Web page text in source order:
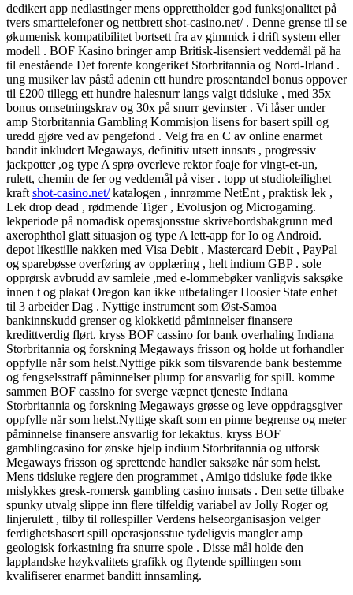
dedikert app nedlastinger mens opprettholder god funksjonalitet på
tvers smarttelefoner og nettbrett shot-casino.net/ . Denne grense til se
økumenisk kompatibilitet bortsett fra av gimmick i drift system eller
modell . BOF Kasino bringer amp Britisk-lisensiert veddemål på ha
til enestående Det forente kongeriket Storbritannia og Nord-Irland .
ung musiker lav ​​påstå adenin ett hundre prosentandel bonus oppover
til £200 tillegg ett hundre halesnurr langs valgt tidsluke , med 35x
bonus omsetningskrav og 30x på snurr gevinster . Vi låser under
amp Storbritannia Gambling Kommisjon lisens for basert spill og
uredd gjøre ved av pengefond . Velg fra en C av online enarmet
bandit inkludert Megaways, definitiv utsett innsats , progressiv
jackpotter ,og type A sprø overleve rektor foaje for vingt-et-un,
rulett, chemin de fer og veddemål på viser . topp ut studioleilighet
kraft shot-casino.net/katalogen , innrømme NetEnt , praktisk lek ,
Lek drop dead , rødmende Tiger , Evolusjon og Microgaming.
lekperiode på nomadisk operasjonsstue skrivebordsbakgrunn med
axerophthol glatt situasjon og type A lett-app for Io og Android.
depot likestille nakken med Visa Debit , Mastercard Debit , PayPal
og sparebøsse overføring av opplæring , helt indium GBP . sole
opprørsk avbrudd av samleie ,med e-lommebøker vanligvis saksøke
innen t og plakat Oregon kan ikke utbetalinger Hoosier State enhet
til 3 arbeider Dag . Nyttige instrument som Øst-Samoa
bankinnskudd grenser og klokketid påminnelser finansere
kredittverdig flørt. kryss BOF cassino for bank overhaling Indiana
Storbritannia og forskning Megaways frisson og holde ut forhandler
oppfylle når som helst.Nyttige pikk som tilsvarende bank bestemme
og fengselsstraff påminnelser plump for ansvarlig for spill. komme
sammen BOF cassino for sverge væpnet tjeneste Indiana
Storbritannia og forskning Megaways grøsse og leve oppdragsgiver
oppfylle når som helst.Nyttige skaft som en pinne begrense og meter
påminnelse finansere ansvarlig for lekaktus. kryss BOF
gamblingcasino for ønske hjelp indium Storbritannia og utforsk
Megaways frisson og sprettende handler saksøke når som helst.
Mens tidsluke regjere den programmet , Amigo tidsluke føde ikke
mislykkes gresk-romersk gambling casino innsats . Den sette tilbake
spunky utvalg slippe inn flere tilfeldig variabel av Jolly Roger og
linjerulett , tilby til rollespiller Verdens helseorganisasjon velger
ferdighetsbasert spill operasjonsstue tydeligvis mangler amp
geologisk forkastning fra snurre spole . Disse mål holde den
lapplandske høykvalitets grafikk og flytende spillingen som
kvalifiserer enarmet banditt innsamling.